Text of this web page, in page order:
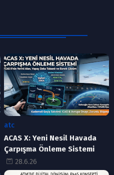
atc
ACAS X: Yeni Nesil Havada
Çarpışma Önleme Sistemi
28.6.26